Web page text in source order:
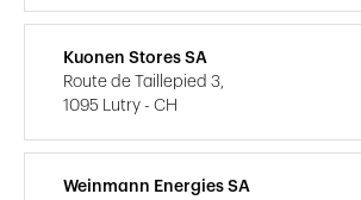
Kuonen Stores SA
Route de Taillepied 3,
1095 Lutry - CH
Weinmann Energies SA